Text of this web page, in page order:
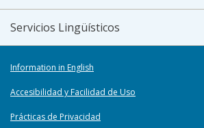
Servicios Lingüísticos
Information in English
Accesibilidad y Facilidad de Uso
Prácticas de Privacidad